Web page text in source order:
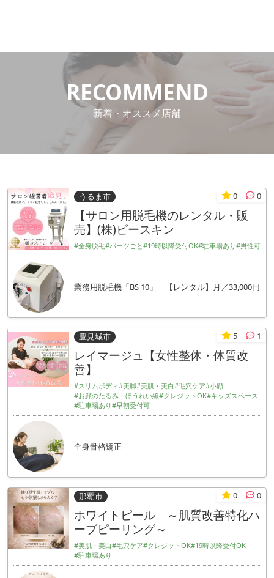
RECOMMEND
新着・オススメ店舗
うるま市 0 0
【サロン用脱毛機のレンタル・販
売】(株)ビースキン
#全身脱毛#パーツごと#19時以降受付OK#駐車場あり#男性可
業務用脱毛機「BS 10」 【レンタル】月／33,000円
豊見城市 5 1
レイマージュ【女性整体・体質改
善】
#スリムボディ#美脚#美肌・美白#毛穴ケア#小顔
#お顔のたるみ・ほうれい線#クレジットOK#キッズスペース
#駐車場あり#早朝受付可
全身骨格矯正
那覇市 0 0
ホワイトピール ～肌質改善特化ハ
ーブピーリング～
#美肌・美白#毛穴ケア#クレジットOK#19時以降受付OK
#駐車場あり